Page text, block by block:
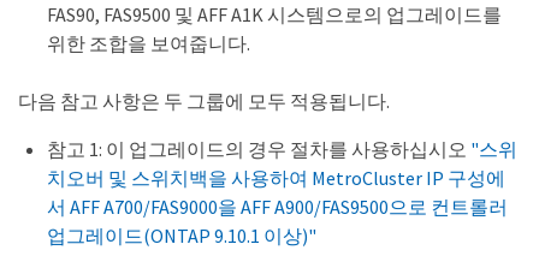
FAS90, FAS9500 및 AFF A1K 시스템으로의 업그레이드를
위한 조합을 보여줍니다.
다음 참고 사항은 두 그룹에 모두 적용됩니다.
참고 1: 이 업그레이드의 경우 절차를 사용하십시오 "스위
치오버 및 스위치백을 사용하여 MetroCluster IP 구성에
서 AFF A700/FAS9000을 AFF A900/FAS9500으로 컨트롤러
업그레이드(ONTAP 9.10.1 이상)"